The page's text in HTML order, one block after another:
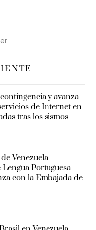
y avanza
de Internet en
tras los sismos
Venezuela
Portuguesa
con la Embajada de